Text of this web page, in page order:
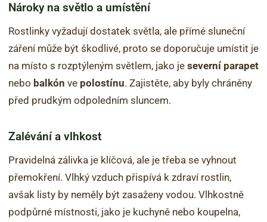
Nároky na světlo a umístění
Rostlinky vyžadují dostatek světla, ale přímé sluneční
záření může být škodlivé, proto se doporučuje umístit je
na místo s rozptýleným světlem, jako je severní parapet
nebo balkón ve polostínu. Zajistěte, aby byly chráněny
před prudkým odpoledním sluncem.
Zalévání a vlhkost
Pravidelná zálivka je klíčová, ale je třeba se vyhnout
přemokření. Vlhký vzduch přispívá k zdraví rostlin,
avšak listy by neměly být zasaženy vodou. Vlhkostně
podpůrné místnosti, jako je kuchyně nebo koupelna,